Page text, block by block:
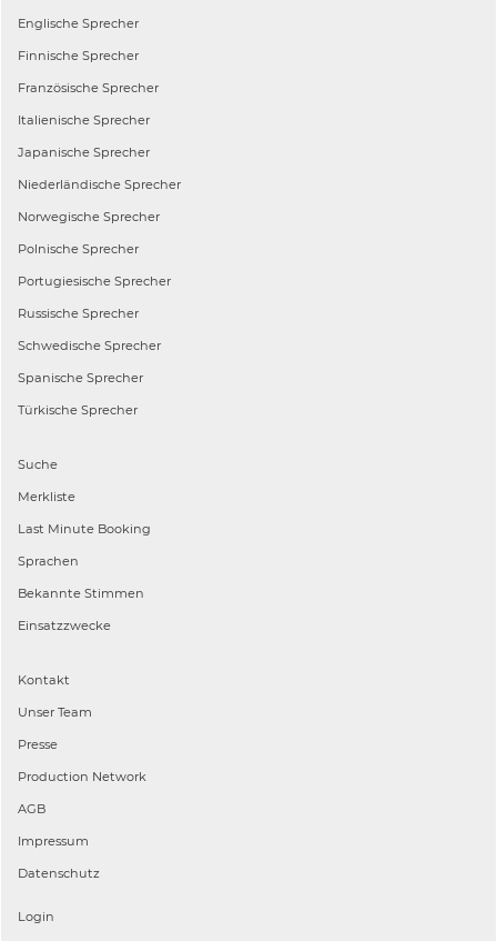
Englische Sprecher
Finnische Sprecher
Französische Sprecher
Italienische Sprecher
Japanische Sprecher
Niederländische Sprecher
Norwegische Sprecher
Polnische Sprecher
Portugiesische Sprecher
Russische Sprecher
Schwedische Sprecher
Spanische Sprecher
Türkische Sprecher
Suche
Merkliste
Last Minute Booking
Sprachen
Bekannte Stimmen
Einsatzzwecke
Kontakt
Unser Team
Presse
Production Network
AGB
Impressum
Datenschutz
Login